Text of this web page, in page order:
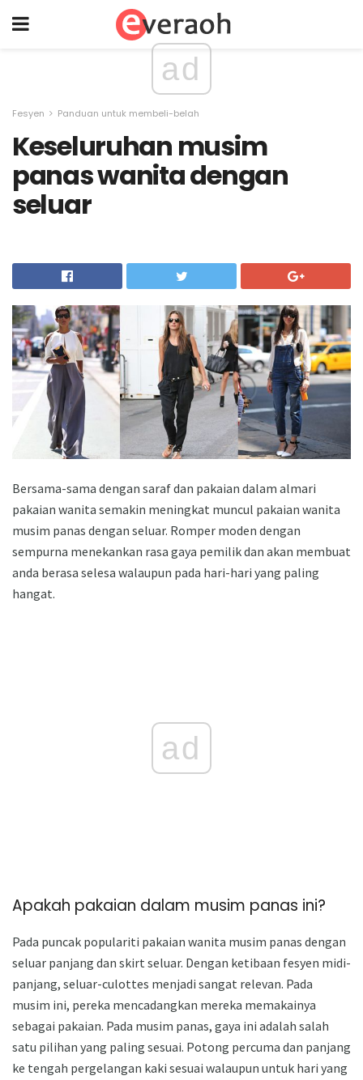
ad
Fesyen Panduan untuk membeli-belah
Keseluruhan musim
panas wanita dengan
seluar
Bersama-sama dengan saraf dan pakaian dalam almari
pakaian wanita semakin meningkat muncul pakaian wanita
musim panas dengan seluar. Romper moden dengan
sempurna menekankan rasa gaya pemilik dan akan membuat
anda berasa selesa walaupun pada hari-hari yang paling
hangat.
ad
Apakah pakaian dalam musim panas ini?
Pada puncak populariti pakaian wanita musim panas dengan
seluar panjang dan skirt seluar. Dengan ketibaan fesyen midi-
panjang, seluar-culottes menjadi sangat relevan. Pada
musim ini, pereka mencadangkan mereka memakainya
sebagai pakaian. Pada musim panas, gaya ini adalah salah
satu pilihan yang paling sesuai. Potong percuma dan panjang
ke tengah pergelangan kaki sesuai walaupun untuk hari yang